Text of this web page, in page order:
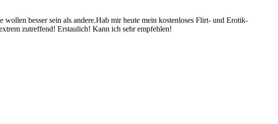
besser sein als andere.Hab mir heute mein kostenloses Flirt- und Erotik-
zutreffend! Erstaulich! Kann ich sehr empfehlen!